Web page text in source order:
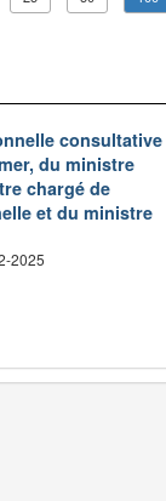
consultative
du ministre
chargé de
et du ministre
2025